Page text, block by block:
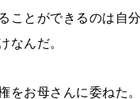
ことができるのは自分
なんだ。
をお母さんに委ねた。